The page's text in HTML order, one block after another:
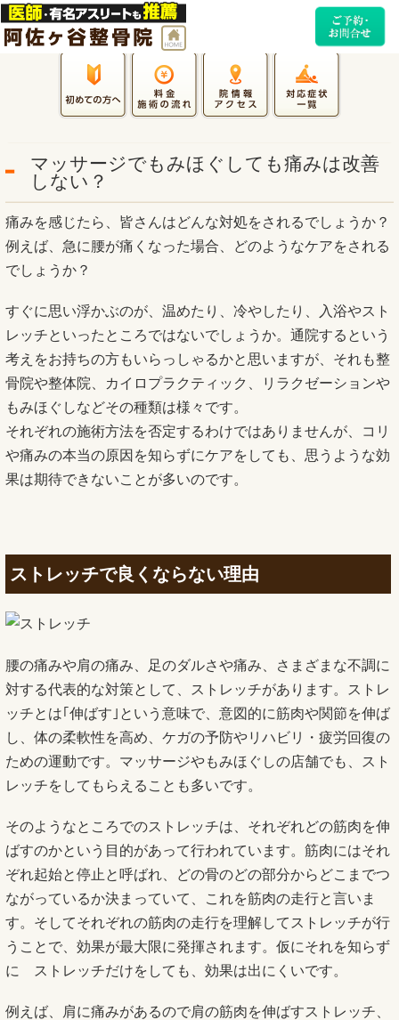
マッサージでもみほぐしても痛みは改善
しない？
痛みを感じたら、皆さんはどんな対処をされるでしょうか？
例えば、急に腰が痛くなった場合、どのようなケアをされる
でしょうか？
すぐに思い浮かぶのが、温めたり、冷やしたり、入浴やスト
レッチといったところではないでしょうか。通院するという
考えをお持ちの方もいらっしゃるかと思いますが、それも整
骨院や整体院、カイロプラクティック、リラクゼーションや
もみほぐしなどその種類は様々です。
それぞれの施術方法を否定するわけではありませんが、コリ
や痛みの本当の原因を知らずにケアをしても、思うような効
果は期待できないことが多いのです。
ストレッチで良くならない理由
腰の痛みや肩の痛み、足のダルさや痛み、さまざまな不調に
対する代表的な対策として、ストレッチがあります。ストレ
ッチとは｢伸ばす｣という意味で、意図的に筋肉や関節を伸ば
し、体の柔軟性を高め、ケガの予防やリハビリ・疲労回復の
ための運動です。マッサージやもみほぐしの店舗でも、スト
レッチをしてもらえることも多いです。
そのようなところでのストレッチは、それぞれどの筋肉を伸
ばすのかという目的があって行われています。筋肉にはそれ
ぞれ起始と停止と呼ばれ、どの骨のどの部分からどこまでつ
ながっているか決まっていて、これを筋肉の走行と言いま
す。そしてそれぞれの筋肉の走行を理解してストレッチが行
うことで、効果が最大限に発揮されます。仮にそれを知らず
に ストレッチだけをしても、効果は出にくいです。
例えば、肩に痛みがあるので肩の筋肉を伸ばすストレッチ、